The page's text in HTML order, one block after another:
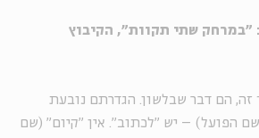
"במרחק שתי תקוות", הקיבוץ
זה, הם דבר שבלשון. הגדרתם נובעת
הפועל) – יש "לכתוב". אין "קיום" (שם